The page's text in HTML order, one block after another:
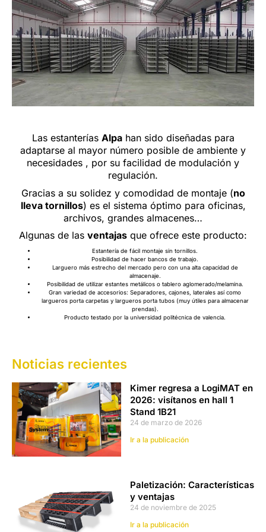
Las estanterías Alpahan sido diseñadas para
adaptarse al mayor número posible de ambiente y
necesidades , por su facilidad de modulación y
regulación.
Gracias a su solidez y comodidad de montaje (no
lleva tornillos) es el sistema óptimo para oficinas,
archivos, grandes almacenes…
Algunas de las ventajas que ofrece este producto:
Estantería de fácil montaje sin tornillos.
Posibilidad de hacer bancos de trabajo.
Larguero más estrecho del mercado pero con una alta capacidad de
almacenaje.
Posibilidad de utilizar estantes metálicos o tablero aglomerado/melamina.
Gran variedad de accesorios: Separadores, cajones, laterales así como
largueros porta carpetas y largueros porta tubos (muy útiles para almacenar
prendas).
Producto testado por la universidad politécnica de valencia.
Noticias recientes
Kimer regresa a LogiMAT en
2026: visítanos en hall 1
Stand 1B21
24 de marzo de 2026
Ir a la publicación
Paletización: Características
y ventajas
24 de noviembre de 2025
Ir a la publicación